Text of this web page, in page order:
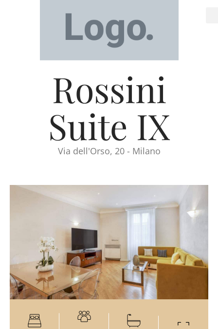
Rossini
Suite IX
Via dell'Orso, 20 - Milano